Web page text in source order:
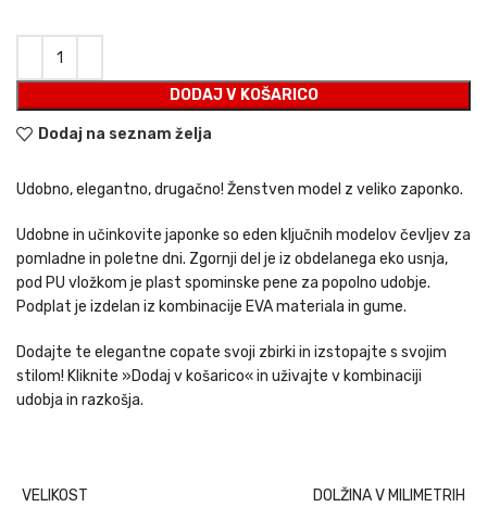
DODAJ V KOŠARICO
Dodaj na seznam želja
Udobno, elegantno, drugačno! Ženstven model z veliko zaponko.
Udobne in učinkovite japonke so eden ključnih modelov čevljev za
pomladne in poletne dni. Zgornji del je iz obdelanega eko usnja,
pod PU vložkom je plast spominske pene za popolno udobje.
Podplat je izdelan iz kombinacije EVA materiala in gume.
Dodajte te elegantne copate svoji zbirki in izstopajte s svojim
stilom! Kliknite »Dodaj v košarico« in uživajte v kombinaciji
udobja in razkošja.
VELIKOST
DOLŽINA V MILIMETRIH